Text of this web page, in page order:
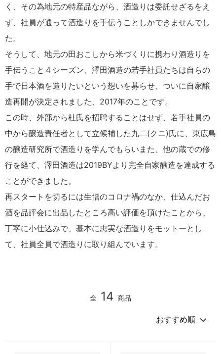
く、その為地元の特産品ながら、酒造りは委託せざるをえ
ず、社員が通って酒造りを手伝うことしかできませんでし
た。
そうして、地元の田おこしから米づくりに携わり酒造りを
手伝うこと４シーズン、澤田酒造の若手社員たちは自らの
手で日本酒を造りたいという想いを募らせ、ついに自家醸
造再開が決定されました、2017年のことです。
この時、外部から杜氏を招聘することはせず、若手社員の
中から醸造責任者として立候補した九二(クニ)氏に、東広島
の醸造研究所で酒造りを学んでもらいまた、他の蔵での修
行を経て、澤田酒造は2019BYより完全自家醸造を達成する
ことができました。
再スタートを切るには生憎のコロナ禍のなか、仕込んだお
酒を品評会に出品したところ高い評価を頂けたことから、
丁寧に小仕込みで、基本に忠実な酒造りをモットーとし
て、社員全員で酒造りに取り組んでいます。
全 14 商品